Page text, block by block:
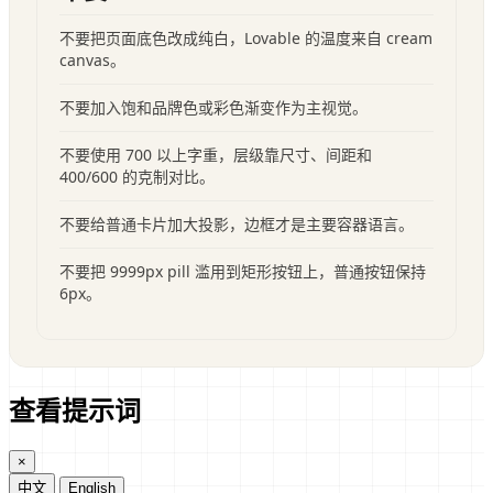
不要把页面底色改成纯白，Lovable 的温度来自 cream
canvas。
不要加入饱和品牌色或彩色渐变作为主视觉。
不要使用 700 以上字重，层级靠尺寸、间距和
400/600 的克制对比。
不要给普通卡片加大投影，边框才是主要容器语言。
不要把 9999px pill 滥用到矩形按钮上，普通按钮保持
6px。
查看提示词
×
中文
English